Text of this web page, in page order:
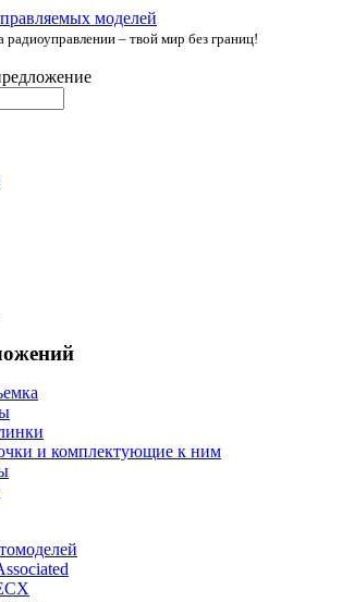
– твой мир без границ!
и комплектующие к ним